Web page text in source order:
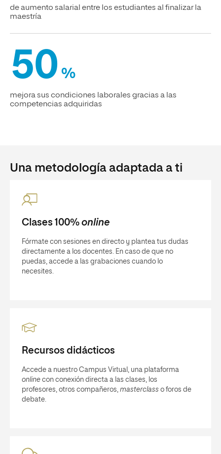
de aumento salarial entre los estudiantes al finalizar la
maestría
50 %
mejora sus condiciones laborales gracias a las
competencias adquiridas
Una metodología adaptada a ti
Clases 100% online
Fórmate con sesiones en directo y plantea tus dudas
directamente a los docentes. En caso de que no
puedas, accede a las grabaciones cuando lo
necesites.
Recursos didácticos
Accede a nuestro Campus Virtual, una plataforma
online con conexión directa a las clases, los
profesores, otros compañeros, masterclass o foros de
debate.